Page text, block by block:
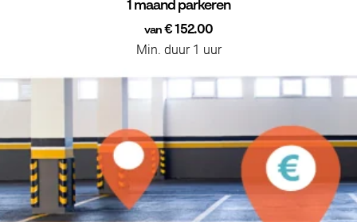
1 maand parkeren
van € 152.00
Min. duur 1 uur